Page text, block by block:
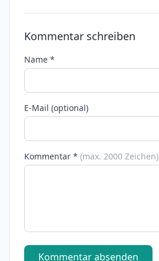
Kommentar schreiben
Name *
E-Mail (optional)
Kommentar * (max. 2000 Zeichen)
Kommentar absenden